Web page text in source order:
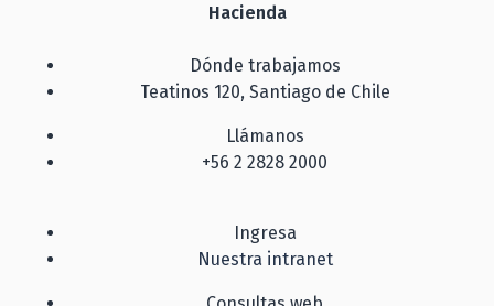
Hacienda
Dónde trabajamos
Teatinos 120, Santiago de Chile
Llámanos
+56 2 2828 2000
Ingresa
Nuestra intranet